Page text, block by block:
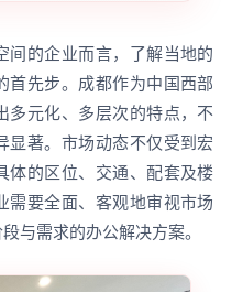
间的企业而言，了解当地的
首先步。成都作为中国西部
多元化、多层次的特点，不
显著。市场动态不仅受到宏
体的区位、交通、配套及楼
需要全面、客观地审视市场
与需求的办公解决方案。